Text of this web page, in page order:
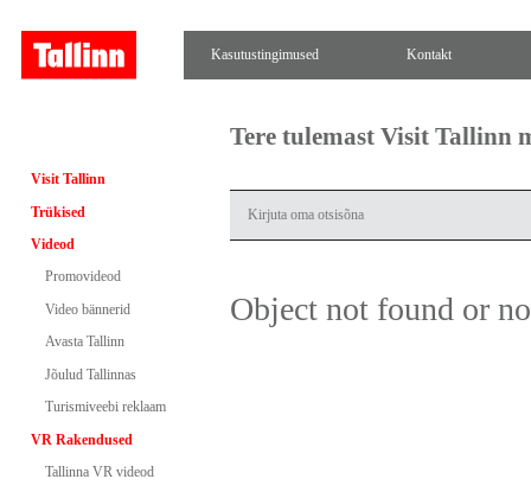
Kasutustingimused Kontakt
Visit Tallinn
Trükised
Videod
Promovideod
Video bännerid
Avasta Tallinn
Jõulud Tallinnas
Turismiveebi reklaam
VR Rakendused
Tallinna VR videod
Tere tulemast Visit Tallinn
Object not found or